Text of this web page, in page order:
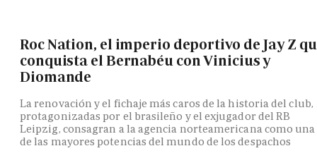
Roc Nation, el imperio deportivo de Jay Z
conquista el Bernabéu con Vinicius y
Diomande
La renovación y el fichaje más caros de la historia del club,
protagonizadas por el brasileño y el exjugador del RB
Leipzig, consagran a la agencia norteamericana como una
de las mayores potencias del mundo de los despachos